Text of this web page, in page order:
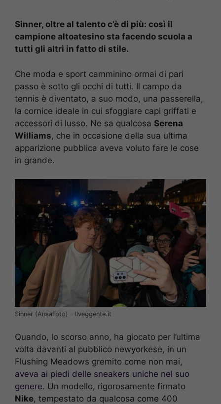
Sinner, oltre al talento c’è di più: così il
campione altoatesino sta facendo scuola a
tutti gli altri in fatto di stile.
Che moda e sport camminino ormai di pari
passo è sotto gli occhi di tutti. Il campo da
tennis è diventato, a suo modo, una passerella,
la cornice ideale in cui sfoggiare capi griffati e
accessori di lusso. Ne sa qualcosa Serena
Williams, che in occasione della sua ultima
apparizione pubblica aveva voluto fare le cose
in grande.
Sinner (AnsaFoto) – Ilveggente.it
Quando, lo scorso anno, ha giocato per l’ultima
volta davanti al pubblico newyorkese, in un
Flushing Meadows gremito come non mai,
aveva ai piedi delle sneakers uniche nel suo
genere. Un modello, rigorosamente firmato
Nike, tempestato da qualcosa come 400